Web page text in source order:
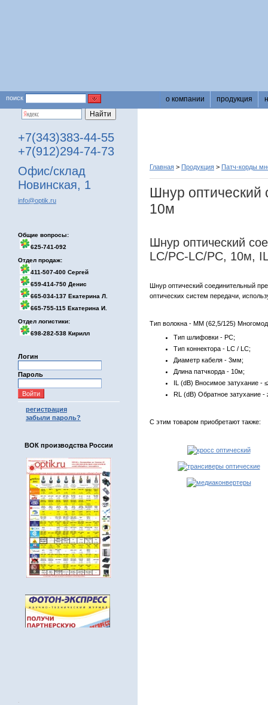
поиск о компании продукция
+7(343)383-44-55
+7(912)294-74-73
Офис/склад
Новинская, 1
info@optik.ru
Общие вопросы:
625-741-092
Отдел продаж:
411-507-400 Сергей
659-414-750 Денис
665-034-137 Екатерина Л.
665-755-115 Екатерина И.
Отдел логистики:
698-282-538 Кирилл
Логин
Пароль
регистрация
забыли пароль?
ВОК производства России
.
Главная > Продукция > Патч-корды
Шнур оптический
10м
Шнур оптический
LC/PC-LC/PC, 10м,
Шнур оптический соединительный
оптических систем передачи,
Тип волокна - MM (62,5/125)
Тип шлифовки - PC;
Тип коннектора - LC / LC;
Диаметр кабеля - 3мм;
Длина патчкорда - 10м;
IL (dB) Вносимое затухание -
RL (dB) Обратное затухание -
С этим товаром приобретают также: